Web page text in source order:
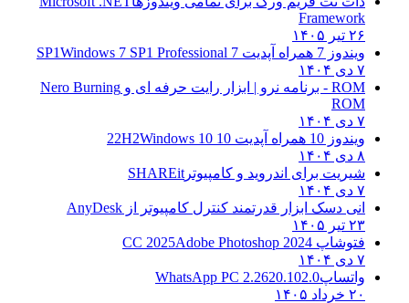
Framework
۲۶ تیر ۱۴۰۵
ویندوز 7 همراه آپدیت 7 SP1
Windows 7 SP1 Professional
۷ دی ۱۴۰۴
ROM - برنامه نرو | ابزار رایت حرفه ای و
Nero Burning
ROM
۷ دی ۱۴۰۴
ویندوز 10 همراه آپدیت 10 22H2
Windows 10
۸ دی ۱۴۰۴
شیریت برای اندروید و کامپیوتر SHAREit
۷ دی ۱۴۰۴
انی دسک ابزار قدرتمند کنترل کامپیوتر از AnyDesk
۲۳ تیر ۱۴۰۵
فتوشاپ CC 2025 Adobe Photoshop 2024
۷ دی ۱۴۰۴
واتساپWhatsApp PC 2.2620.102.0
۲۰ خرداد ۱۴۰۵